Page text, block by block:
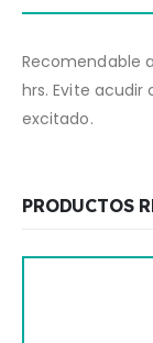
Recomendable
hrs. Evite acudir
excitado.
PRODUCTOS